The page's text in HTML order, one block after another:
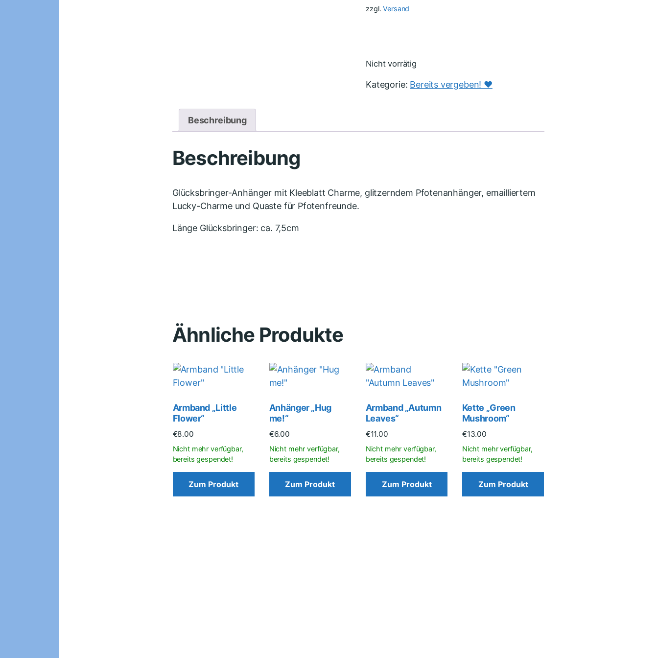
zzgl.Versand
Nicht vorrätig
Kategorie: Bereits vergeben! ♥️
Beschreibung
Beschreibung
Glücksbringer-Anhänger mit Kleeblatt Charme, glitzerndem Pfotenanhänger, emailliertem
Lucky-Charme und Quaste für Pfotenfreunde.
Länge Glücksbringer: ca. 7,5cm
Ähnliche Produkte
Armband „Little
Flower“
€8.00
Zum Produkt
Anhänger „Hug
me!“
€6.00
Zum Produkt
Armband „Autumn
Leaves“
€11.00
Zum Produkt
Kette „Green
Mushroom“
€13.00
Zum Produkt